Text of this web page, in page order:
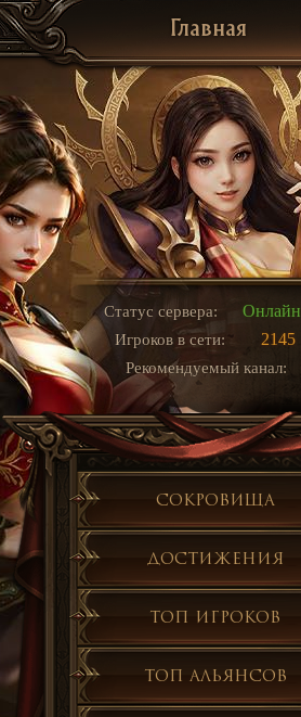
Главная
Статус сервера: Онлайн
Игроков в сети: 2145
Рекомендуемый канал:
Сокровища
Достижения
Топ игроков
Топ альянсов